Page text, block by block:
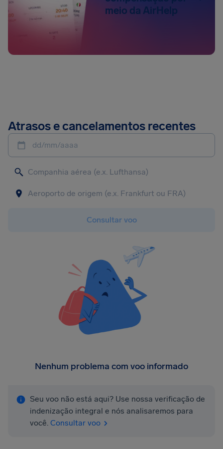
meio da AirHelp
Atrasos e cancelamentos recentes
dd/mm/aaaa
Consultar voo
Nenhum problema com voo informado
Seu voo não está aqui? Use nossa verificação de
indenização integral e nós analisaremos para
você. Consultar voo